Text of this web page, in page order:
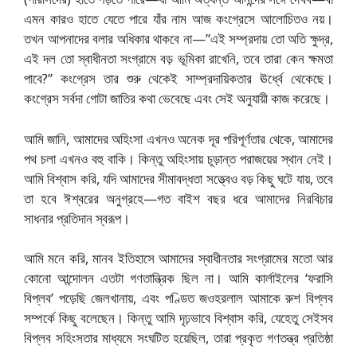
এমন কারও হাতে যেতে পারে যাঁর নাম আজ কংগ্রেসে আলোচিতও নয়।
তখন আপনাদের বলার অধিকার থাকবে না—”এই সম্প্রদায় তো অতি ক্ষুদ্র,
এই দল তো স্বাধীনতা সংগ্রামে বড় ভূমিকা রাখেনি, তবে তারা কেন ক্ষমতা
পাবে?” কংগ্রেস তার শুরু থেকেই সাম্প্রদায়িকতার ঊর্ধ্বে থেকেছে।
কংগ্রেস সর্বদা গোটা জাতির কথা ভেবেছে এবং সেই অনুযায়ী কাজ করেছে।
আমি জানি, আমাদের অহিংসা এখনও অনেক দূর পরিপূর্ণতার থেকে, আমাদের
পথ চলা এখনও বহু বাকি। কিন্তু অহিংসায় চূড়ান্ত পরাজয়ের স্থান নেই।
আমি বিশ্বাস করি, যদি আমাদের সীমাবদ্ধতা সত্ত্বেও বড় কিছু ঘটে যায়, তবে
তা হবে ঈশ্বরের অনুগ্রহে—গত বাইশ বছর ধরে আমাদের নিরবিচার
সাধনার প্রতিদান স্বরূপ।
আমি মনে করি, মানব ইতিহাসে আমাদের স্বাধীনতার সংগ্রামের মতো আর
কোনো আন্দোলন এতটা গণতান্ত্রিক ছিল না। আমি কার্লাইলের ‘ফরাসি
বিপ্লব’ পড়েছি জেলখানায়, এবং পণ্ডিত জওহরলাল আমাকে রুশ বিপ্লব
সম্পর্কে কিছু বলেছেন। কিন্তু আমি দৃঢ়ভাবে বিশ্বাস করি, যেহেতু সেইসব
বিপ্লব সহিংসতার মাধ্যমে সংঘটিত হয়েছিল, তারা প্রকৃত গণতন্ত্র প্রতিষ্ঠা